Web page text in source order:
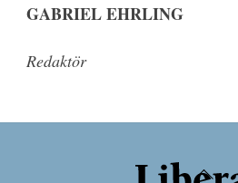
GABRIEL EHRLING
Redaktör
Back